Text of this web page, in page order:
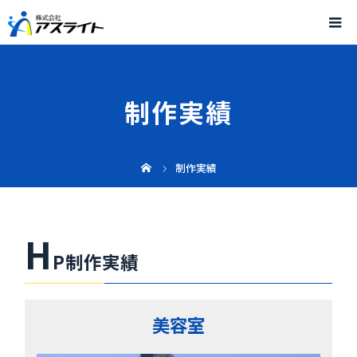
制作実績
制作実績
H P制作実績
美容室